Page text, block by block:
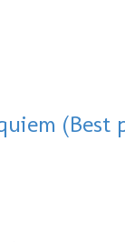
(Best